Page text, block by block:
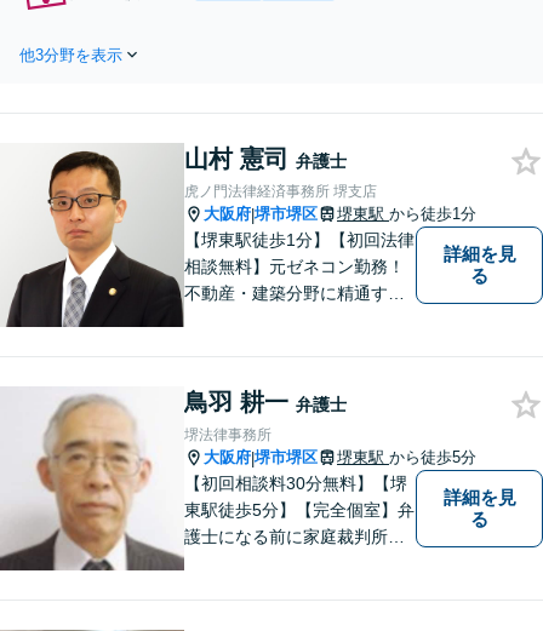
再生／任意整理から相
きをご提案し、生活再
建に向けて全力でサポ
ートします【完全個
室】
他3分野を表示
山村 憲司 弁護士
虎ノ門法律経済事務所 堺支店
大阪府|堺市堺区 堺東駅 から徒歩1分
【堺東駅徒歩1分】【初回法律
相談無料】元ゼネコン勤務！
不動産・建築分野に精通する
す！全国の支店ネットワーク
を活かし、迅速な解決を目指
します。【夜間土日祝可】
詳細を見
る
鳥羽 耕一 弁護士
堺法律事務所
大阪府|堺市堺区 堺東駅 から徒歩5分
【初回相談料30分無料】【堺
東駅徒歩5分】【完全個室】弁
護士になる前に家庭裁判所で
詳細を見
る